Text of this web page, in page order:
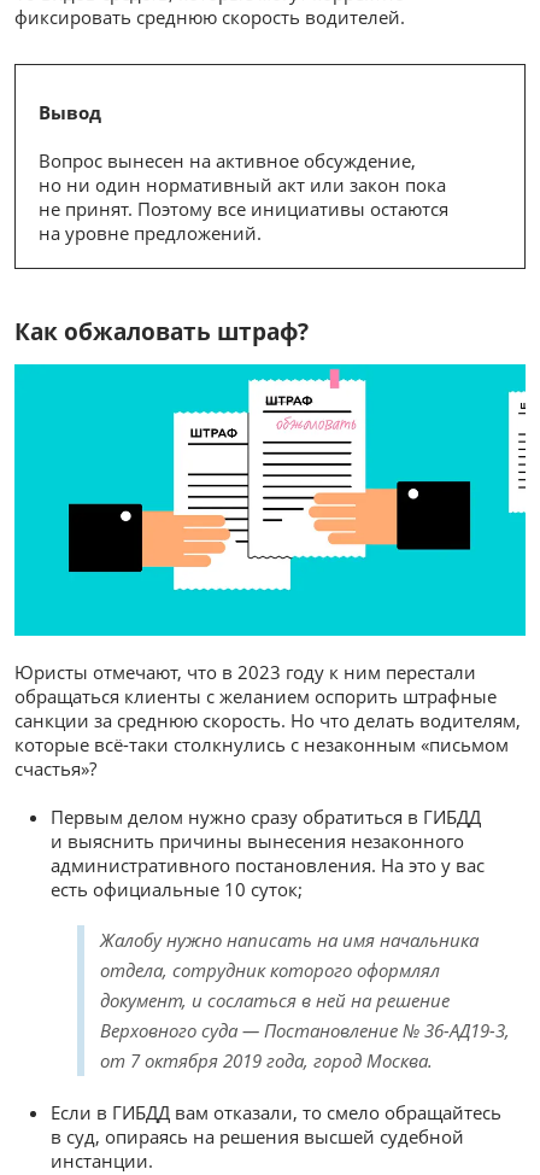
фиксировать среднюю скорость водителей.
Вывод
Вопрос вынесен на активное обсуждение,
но ни один нормативный акт или закон пока
не принят. Поэтому все инициативы остаются
на уровне предложений.
Как обжаловать штраф?
Юристы отмечают, что в 2023 году к ним перестали
обращаться клиенты с желанием оспорить штрафные
санкции за среднюю скорость. Но что делать водителям,
которые всё-таки столкнулись с незаконным «письмом
счастья»?
Первым делом нужно сразу обратиться в ГИБДД
и выяснить причины вынесения незаконного
административного постановления. На это у вас
есть официальные 10 суток;
Жалобу нужно написать на имя начальника
отдела, сотрудник которого оформлял
документ, и сослаться в ней на решение
Верховного суда — Постановление № 36-АД19-3,
от 7 октября 2019 года, город Москва.
Если в ГИБДД вам отказали, то смело обращайтесь
в суд, опираясь на решения высшей судебной
инстанции.